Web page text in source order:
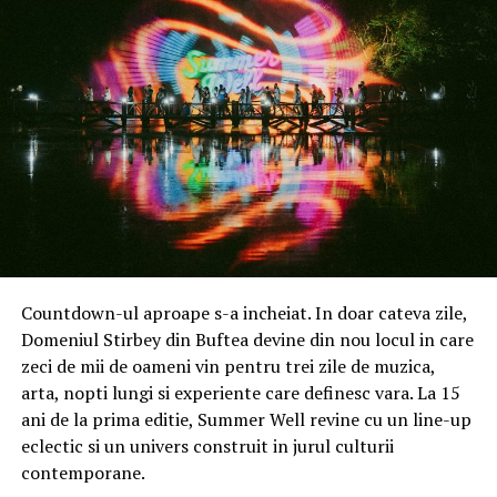
asigură rezistența la uzură.
Chiar dacă este construit din materiale rezistente,
HUAWEI WATCH GT 3 SE cântărește doar 35,6 g (fără
curea) și are o grosime totală de numai 11 mm (corpul
ceasului). Este disponibil în două culori, Graphite Black și
Wilderness Green. În afară de miile de teme pentru
cadrane de ceas, utilizatorii pot folosi fotografii OOTD și
Portrait Mode pentru a crea cadrane de ceas
personalizate, unice.[1]
HUAWEI WATCH GT 3 SE este smartwatch-ul
perfect pentru provocările fizice zilnice
Mediul fizic în care ne antrenăm poate fi dur uneori. Ca
atare, este necesar ca pasionații de sport să fie însoțiți
de un smartwatch care poate rezista oricăror condiții
meteorologice dure și extreme.
Countdown-ul aproape s-a incheiat. In doar cateva zile,
Domeniul Stirbey din Buftea devine din nou locul in care
zeci de mii de oameni vin pentru trei zile de muzica,
arta, nopti lungi si experiente care definesc vara. La 15
ani de la prima editie, Summer Well revine cu un line-up
eclectic si un univers construit in jurul culturii
contemporane.